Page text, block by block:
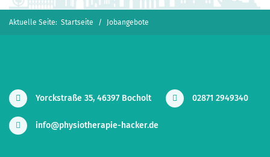
Aktuelle Seite: Startseite Jobangebote
Yorckstraße 35, 46397 Bocholt 02871 2949340
info@physiotherapie-hacker.de